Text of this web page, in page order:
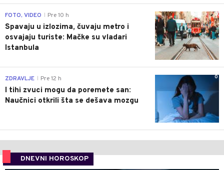
0
FOTO, VIDEO Pre 10 h
Spavaju u izlozima, čuvaju metro i
osvajaju turiste: Mačke su vladari
Istanbula
0
ZDRAVLJE Pre 12 h
I tihi zvuci mogu da poremete san:
Naučnici otkrili šta se dešava mozgu
DNEVNI HOROSKOP